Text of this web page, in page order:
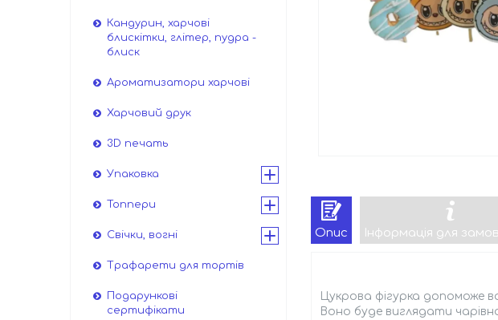
Опис Інформація для
Цукрова фігурка допоможе
Воно буде виглядати
Кандурин, харчові
блискітки, глітер, пудра -
блиск
Ароматизатори харчові
Харчовий друк
3D печать
Упаковка
Топпери
Свічки, вогні
Трафарети для тортів
Подарункові
сертифікати